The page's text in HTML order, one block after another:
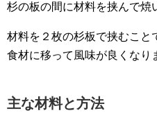
杉の板の間に材料を挟んで焼
材料を２枚の杉板で挟むこと
食材に移って風味が良くなり
主な材料と方法